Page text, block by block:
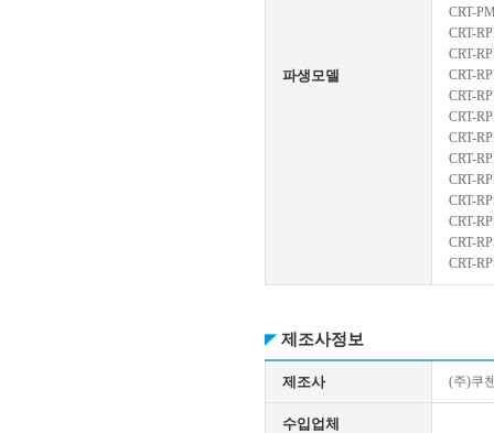
파생모델
CRT-
CRT-
CRT-
CRT-
CRT-
CRT-
CRT-
CRT-
CRT-
CRT-
CRT-
CRT-
CRT-
제조사정보
제조사 (주)쿠
수입업체